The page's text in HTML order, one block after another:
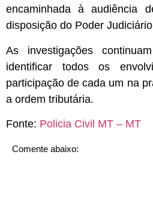
encaminhada à audiência
disposição do Poder
As investigações
identificar todos os
participação de cada um na
a ordem tributária.
Fonte: Policia Civil MT – MT
Comente abaixo: